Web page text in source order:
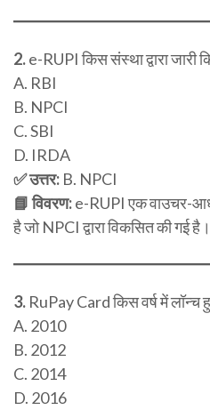
2.e-RUPI किस संस्था द्वारा जारी
A. RBI
B. NPCI
C. SBI
D. IRDA
✅ उत्तर: B. NPCI
📘 विवरण:e-RUPI एक वाउचर-
है जो NPCI द्वारा विकसित की गई है।
3. RuPay Card किस वर्ष में लॉन्च
A. 2010
B. 2012
C. 2014
D. 2016